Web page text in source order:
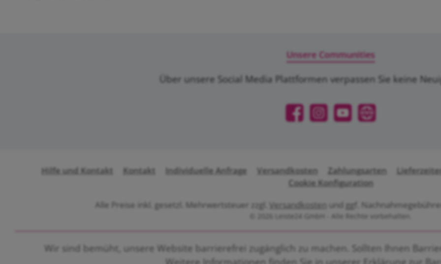
Unsere Communities
Über unsere Social Media Plattformen verpassen Sie keine
FacebookInstagramYouTubeWebsite
Hilfe und Kontakt Kontakt Individuelle Anfrage Versandkosten Zahlungsarten
Cookie Konfiguration
Alle Preise inkl. gesetzl. Mehrwertsteuer zzgl.
Versandkosten und ggf.
© 2026 Leiste24 GmbH - Alle Rechte vorbehalten.
Wir sind bemüht, unsere Website barrierefrei zugänglich zu machen. Sollten Ihnen